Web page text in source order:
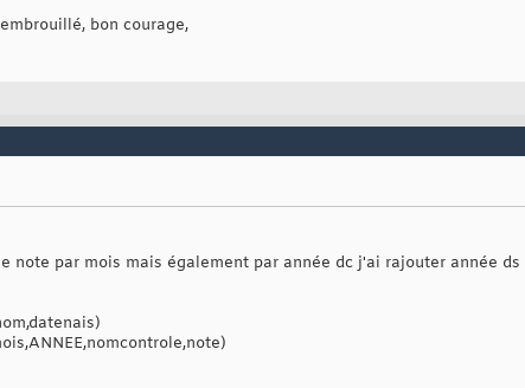
bon courage,
note par mois mais également par année dc j'ai rajouter année